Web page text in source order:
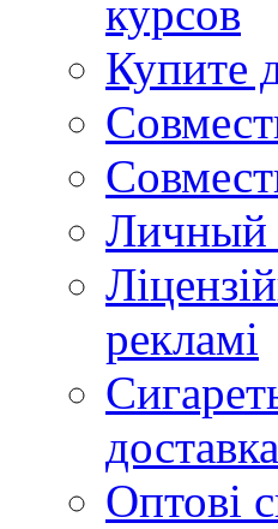
курсов
Купите
Личный
рекламі
доставка
Оптові